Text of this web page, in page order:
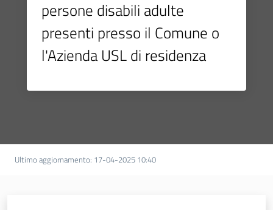
persone disabili adulte
presenti presso il Comune o
l'Azienda USL di residenza
Ultimo aggiornamento: 17-04-2025 10:40